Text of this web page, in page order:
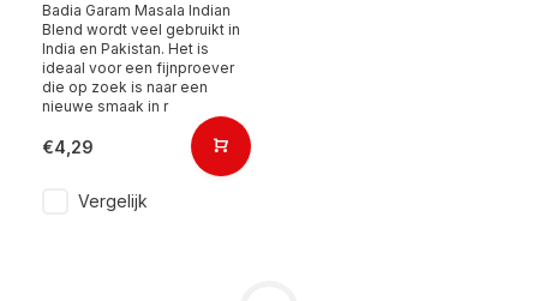
Badia Garam Masala Indian
Blend wordt veel gebruikt in
India en Pakistan. Het is
ideaal voor een fijnproever
die op zoek is naar een
nieuwe smaak in r
€4,29
Vergelijk